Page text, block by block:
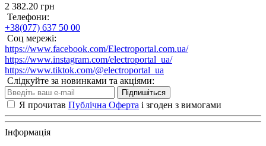
2 382.20 грн
Телефони:
+38(077) 637 50 00
Соц мережі:
https://www.facebook.com/Electroportal.com.ua/
https://www.instagram.com/electroportal_ua/
https://www.tiktok.com/@electroportal_ua
Слідкуйте за новинками та акціями:
Підпишіться
Я прочитав Публічна Оферта і згоден з вимогами
Інформація